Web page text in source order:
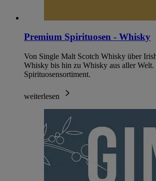
Premium Spirituosen - Whisky
Von Single Malt Scotch Whisky über
Whisky bis hin zu Whisky aus aller Welt.
Spirituosensortiment.
weiterlesen